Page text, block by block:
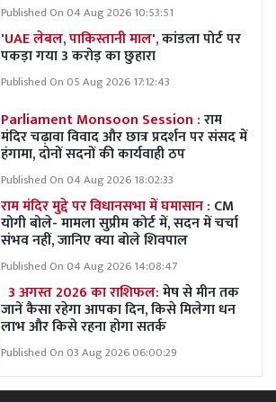
Published On 04 Aug 2026 10:53:51
'UAE लेबल, पाकिस्तानी माल',कांडला पोर्ट पर
पकड़ा गया 3 करोड़ का छुहारा
Published On 05 Aug 2026 17:12:43
Parliament Monsoon Session :राम
मंदिर चढ़ावा विवाद और छात्र प्रदर्शन पर संसद में
हंगामा, दोनों सदनों की कार्यवाही ठप
Published On 04 Aug 2026 18:02:33
राम मंदिर मुद्दे पर विधानसभा में घमासान : CM
योगी बोले- मामला सुप्रीम कोर्ट में, सदन में चर्चा
संभव नहीं, जानिए क्या बोले शिवपाल
Published On 04 Aug 2026 14:08:47
3 अगस्त 2026 का राशिफल:मेष से मीन तक
जानें कैसा रहेगा आपका दिन, किसे मिलेगा धन
लाभ और किसे रहना होगा सतर्क
Published On 03 Aug 2026 06:00:29